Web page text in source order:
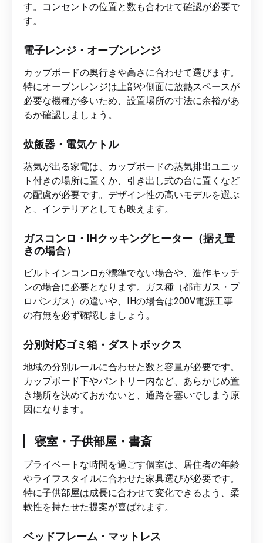
す。コンセントの位置と数も合わせて確認が必要で
す。
電子レンジ・オーブンレンジ
カップボードの奥行きや高さに合わせて選びます。
特にオーブンレンジは上部や側面に放熱スペースが
必要な機種が多いため、設置場所の寸法に余裕があ
るか確認しましょう。
炊飯器・電気ケトル
蒸気が出る家電は、カップボードの蒸気排出ユニッ
ト付きの場所に置くか、引き出し式の台に置くなど
の配慮が必要です。デザイン性の高いモデルを選ぶ
と、インテリアとしても映えます。
ガスコンロ・IHクッキングヒーター（据え置
きの場合）
ビルトインコンロが標準でない場合や、造作キッチ
ンの場合に必要となります。ガス種（都市ガス・プ
ロパンガス）の違いや、IHの場合は200V電源工事
の有無を必ず確認しましょう。
分別対応ゴミ箱・ダストボックス
地域の分別ルールに合わせた数と容量が必要です。
カップボード下やパントリー内など、あらかじめ置
き場所を決めておかないと、通路を塞いでしまう原
因になります。
寝室・子供部屋・書斎
プライベートな時間を過ごす個室は、居住者の年齢
やライフスタイルに合わせた家具選びが必要です。
特に子供部屋は成長に合わせて変化できるよう、柔
軟性を持たせた提案が喜ばれます。
ベッドフレーム・マットレス